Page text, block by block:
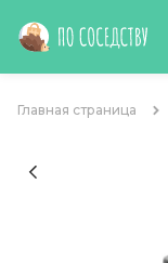
Главная страница